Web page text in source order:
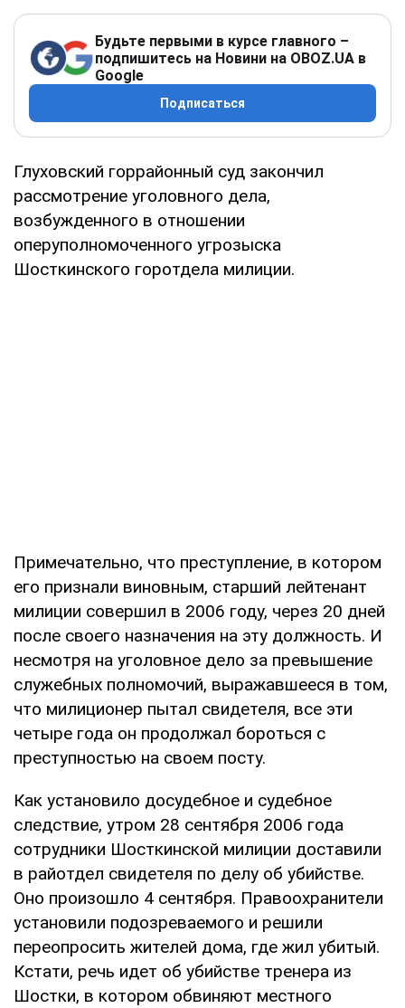
Будьте первыми в курсе главного –
подпишитесь на Новини на OBOZ.UA в
Google
Подписаться
Глуховский горрайонный суд закончил
рассмотрение уголовного дела,
возбужденного в отношении
оперуполномоченного угрозыска
Шосткинского горотдела милиции.
Примечательно, что преступление, в котором
его признали виновным, старший лейтенант
милиции совершил в 2006 году, через 20 дней
после своего назначения на эту должность. И
несмотря на уголовное дело за превышение
служебных полномочий, выражавшееся в том,
что милиционер пытал свидетеля, все эти
четыре года он продолжал бороться с
преступностью на своем посту.
Как установило досудебное и судебное
следствие, утром 28 сентября 2006 года
сотрудники Шосткинской милиции доставили
в райотдел свидетеля по делу об убийстве.
Оно произошло 4 сентября. Правоохранители
установили подозреваемого и решили
переопросить жителей дома, где жил убитый.
Кстати, речь идет об убийстве тренера из
Шостки, в котором обвиняют местного